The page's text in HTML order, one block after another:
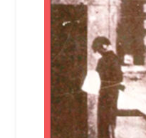
Login Customizer
Newsletter
Nous Contacter
Politique de